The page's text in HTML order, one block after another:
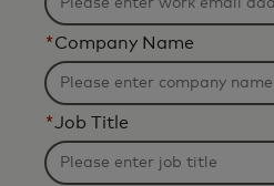
*Company Name
*Job Title